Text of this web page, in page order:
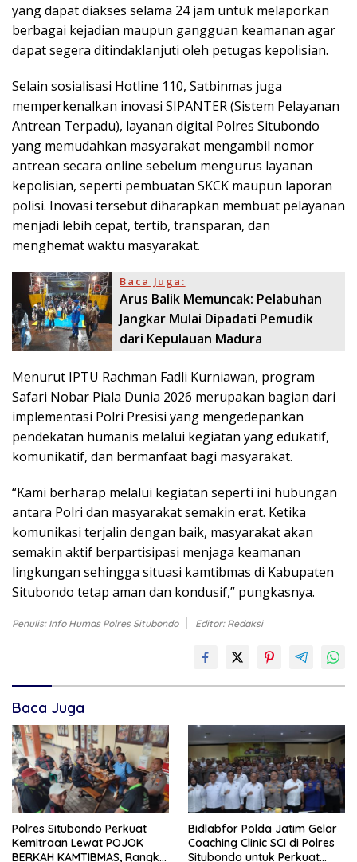
yang dapat diakses selama 24 jam untuk melaporkan
berbagai kejadian maupun gangguan keamanan agar
dapat segera ditindaklanjuti oleh petugas kepolisian.
Selain sosialisasi Hotline 110, Satbinmas juga
memperkenalkan inovasi SIPANTER (Sistem Pelayanan
Antrean Terpadu), layanan digital Polres Situbondo
yang memudahkan masyarakat mengambil nomor
antrean secara online sebelum mengurus layanan
kepolisian, seperti pembuatan SKCK maupun laporan
polisi. Inovasi tersebut diharapkan membuat pelayanan
menjadi lebih cepat, tertib, transparan, dan
menghemat waktu masyarakat.
Baca Juga:
Arus Balik Memuncak: Pelabuhan
Jangkar Mulai Dipadati Pemudik
dari Kepulauan Madura
Menurut IPTU Rachman Fadli Kurniawan, program
Safari Nobar Piala Dunia 2026 merupakan bagian dari
implementasi Polri Presisi yang mengedepankan
pendekatan humanis melalui kegiatan yang edukatif,
komunikatif, dan bermanfaat bagi masyarakat.
“Kami berharap melalui kegiatan seperti ini hubungan
antara Polri dan masyarakat semakin erat. Ketika
komunikasi terjalin dengan baik, masyarakat akan
semakin aktif berpartisipasi menjaga keamanan
lingkungan sehingga situasi kamtibmas di Kabupaten
Situbondo tetap aman dan kondusif,” pungkasnya.
Penulis: Info Humas Polres Situbondo Editor: Redaksi
Baca Juga
Polres Situbondo Perkuat
Kemitraan Lewat POJOK
BERKAH KAMTIBMAS, Rangkul
Bidlabfor Polda Jatim Gelar
Coaching Clinic SCI di Polres
Situbondo untuk Perkuat